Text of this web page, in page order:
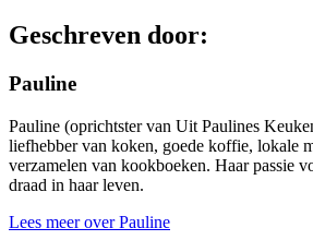
Geschreven door:
Pauline
Pauline (oprichtster van Uit Paulines
liefhebber van koken, goede koffie, lokale
verzamelen van kookboeken. Haar passie
draad in haar leven.
Lees meer over Pauline